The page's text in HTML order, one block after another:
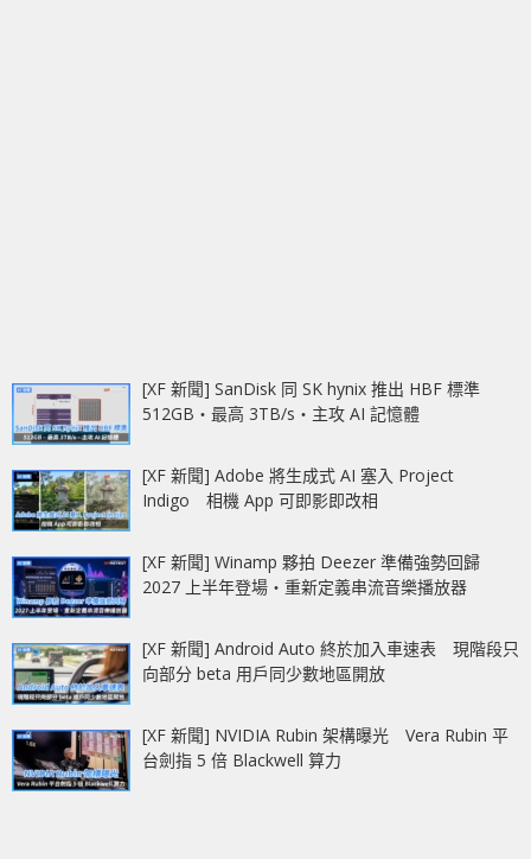
[XF 新聞] SanDisk 同 SK hynix 推出 HBF 標準
512GB‧最高 3TB/s‧主攻 AI 記憶體
[XF 新聞] Adobe 將生成式 AI 塞入 Project
Indigo 相機 App 可即影即改相
[XF 新聞] Winamp 夥拍 Deezer 準備強勢回歸
2027 上半年登場‧重新定義串流音樂播放器
[XF 新聞] Android Auto 終於加入車速表 現階段只
向部分 beta 用戶同少數地區開放
[XF 新聞] NVIDIA Rubin 架構曝光 Vera Rubin 平
台劍指 5 倍 Blackwell 算力